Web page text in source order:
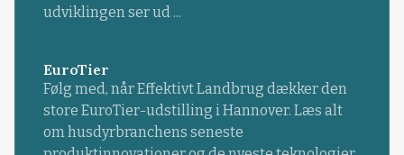
udviklingen ser ud ...
EuroTier
Følg med, når Effektivt Landbrug dækker den
store EuroTier-udstilling i Hannover. Læs alt
om husdyrbranchens seneste